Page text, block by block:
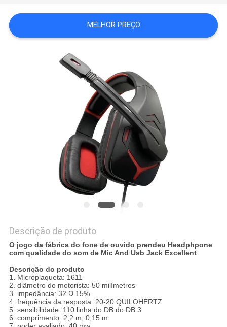
SITE
MELHOR PREÇO
Descrição de produto
O jogo da fábrica do fone de ouvido prendeu Headphpone
com qualidade do som de Mic And Usb Jack Excellent
Descrição do produto
1. Microplaqueta: 1611
2. diâmetro do motorista: 50 milímetros
3. impedância: 32 Ω 15%
4. frequência da resposta: 20-20 QUILOHERTZ
5. sensibilidade: 110 linha do DB do DB 3
6. comprimento: 2,2 m, 0,15 m